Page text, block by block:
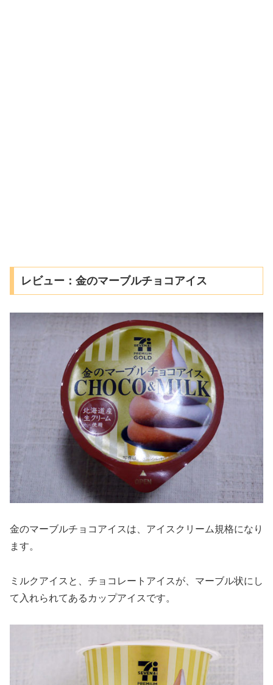
レビュー：金のマーブルチョコアイス
金のマーブルチョコアイスは、アイスクリーム規格になり
ます。
ミルクアイスと、チョコレートアイスが、マーブル状にし
て入れられてあるカップアイスです。